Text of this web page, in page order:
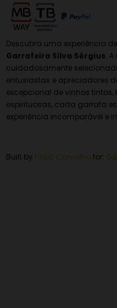
Descubra uma experiência
Garrafeira Silva Sérgius.
cuidadosamente
entusiastas e apreciadores
excepcional de vinhos
espirituosas, cada garrafa
experiência incomparável e
Built by Filipa Carvalhofor: